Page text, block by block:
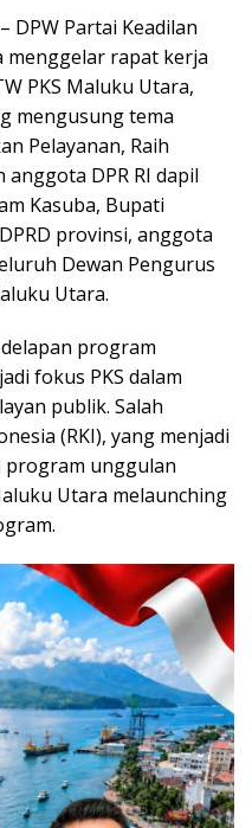
– DPW Partai Keadilan
menggelar rapat kerja
PKS Maluku Utara,
mengusung tema
Pelayanan, Raih
anggota DPR RI dapil
Kasuba, Bupati
provinsi, anggota
Dewan Pengurus
Utara.
program
fokus PKS dalam
publik. Salah
(RKI), yang menjadi
program unggulan
Utara melaunching